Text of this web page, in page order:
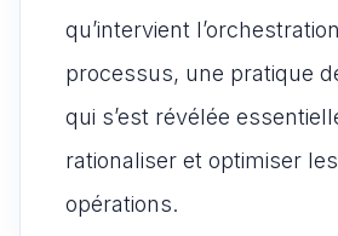
qu’intervient
processus, une pratique
qui s’est révélée
rationaliser et optimiser les
opérations.